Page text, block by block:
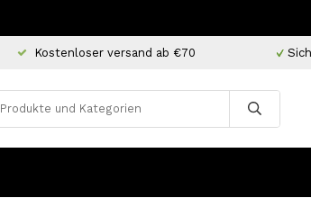
Kostenloser versand ab €70